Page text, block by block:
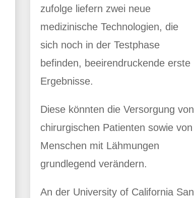
zufolge liefern zwei neue
medizinische Technologien, die
sich noch in der Testphase
befinden, beeirendruckende erste
Ergebnisse.
Diese könnten die Versorgung von
chirurgischen Patienten sowie von
Menschen mit Lähmungen
grundlegend verändern.
An der University of California San